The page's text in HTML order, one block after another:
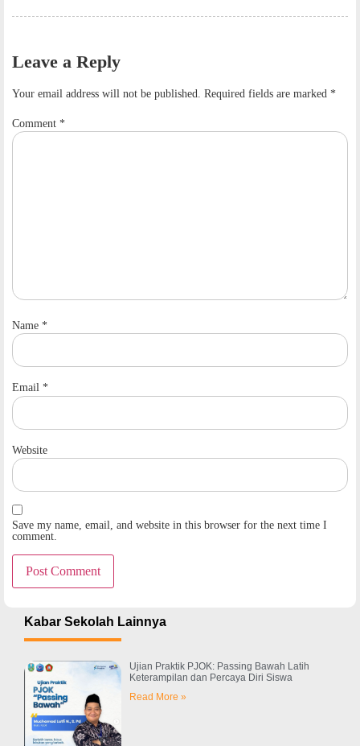
Leave a Reply
Your email address will not be published. Required fields are marked *
Comment *
Name *
Email *
Website
Save my name, email, and website in this browser for the next time I
comment.
Kabar Sekolah Lainnya
Ujian Praktik PJOK: Passing Bawah Latih
Keterampilan dan Percaya Diri Siswa
Read More »